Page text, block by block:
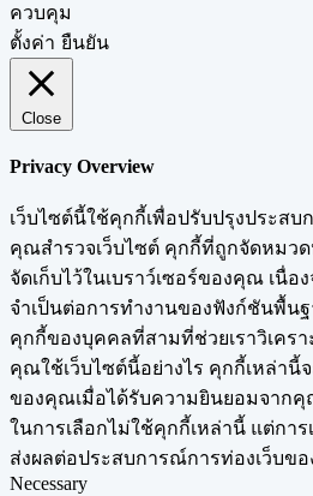
ควบคุม
ตั้งค่า ยืนยัน
Close
Privacy Overview
เว็บไซต์นี้ใช้คุกกี้เพื่อปรับปรุงประ
คุณสำรวจเว็บไซต์ คุกกี้ที่ถูกจัดหมว
จัดเก็บไว้ในเบราว์เซอร์ของคุณ เนื่อ
จำเป็นต่อการทำงานของฟังก์ชันพื้นฐ
คุกกี้ของบุคคลที่สามที่ช่วยเราวิเคร
คุณใช้เว็บไซต์นี้อย่างไร คุกกี้เหล่านี้จ
ของคุณเมื่อได้รับความยินยอมจาก
ในการเลือกไม่ใช้คุกกี้เหล่านี้ แต่กา
ส่งผลต่อประสบการณ์การท่องเว็บข
Necessary